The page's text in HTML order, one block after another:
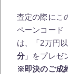
査定の際にこ
ペーンコード
は、「2万円
分」をプレゼ
※即決のご成